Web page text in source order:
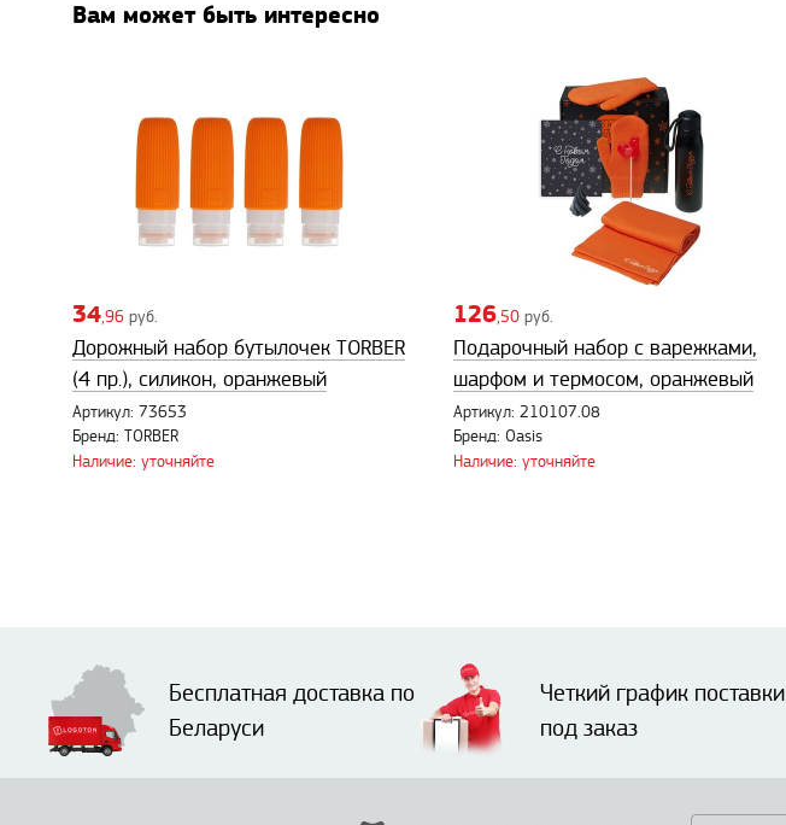
Вам может быть интересно
34,96 руб.
Дорожный набор бутылочек TORBER
(4 пр.), силикон, оранжевый
Артикул: 73653
Бренд: TORBER
Наличие: уточняйте
126,50 руб.
Подарочный набор с варежками,
шарфом и термосом, оранжевый
Артикул: 210107.08
Бренд: Oasis
Наличие: уточняйте
Бесплатная доставка по
Беларуси
Четкий график поставки
под заказ